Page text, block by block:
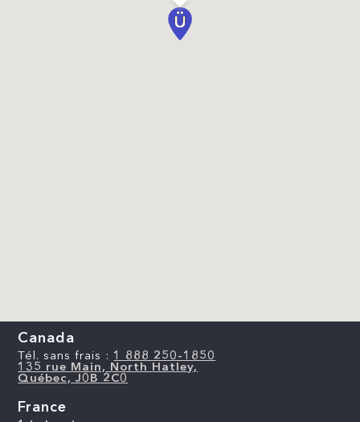
Canada
Tél. sans frais : 1 888 250-1850
135 rue Main, North Hatley,
Québec, J0B 2C0
France